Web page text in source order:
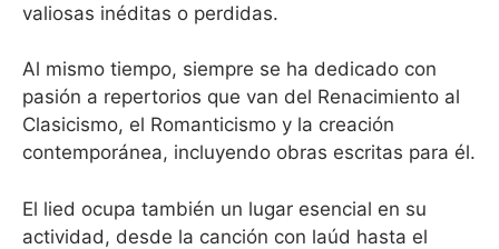
valiosas inéditas o perdidas.
Al mismo tiempo, siempre se ha dedicado con
pasión a repertorios que van del Renacimiento al
Clasicismo, el Romanticismo y la creación
contemporánea, incluyendo obras escritas para él.
El lied ocupa también un lugar esencial en su
actividad, desde la canción con laúd hasta el